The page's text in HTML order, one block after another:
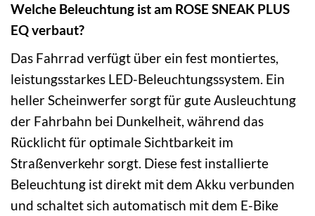
Welche Beleuchtung ist am ROSE SNEAK PLUS
EQ verbaut?
Das Fahrrad verfügt über ein fest montiertes,
leistungsstarkes LED-Beleuchtungssystem. Ein
heller Scheinwerfer sorgt für gute Ausleuchtung
der Fahrbahn bei Dunkelheit, während das
Rücklicht für optimale Sichtbarkeit im
Straßenverkehr sorgt. Diese fest installierte
Beleuchtung ist direkt mit dem Akku verbunden
und schaltet sich automatisch mit dem E-Bike